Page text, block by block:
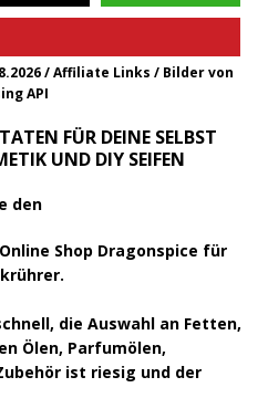
/ Affiliate Links / Bilder von
API
FÜR DEINE SELBST
UND DIY SEIFEN
den
Shop Dragonspice für
die Auswahl an Fetten,
Ölen, Parfumölen,
ist riesig und der